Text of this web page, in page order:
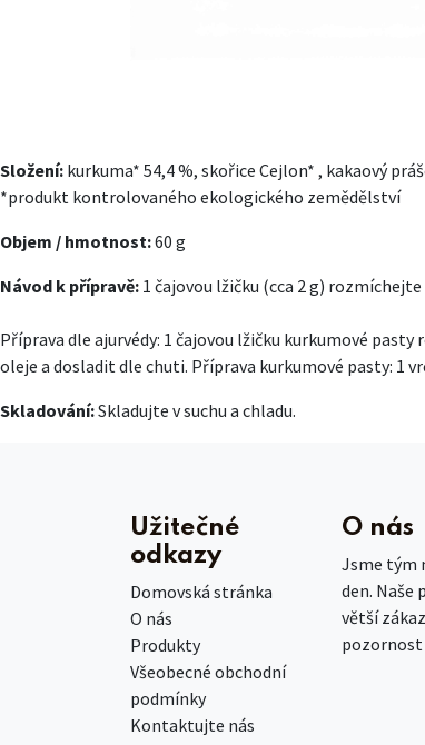
Složení: kurkuma* 54,4 %, skořice Cejlon* , kakaový
*produkt kontrolovaného ekologického zemědělství
Objem / hmotnost:60 g
Návod k přípravě: 1 čajovou lžičku (cca 2 g)
Příprava dle ajurvédy: 1 čajovou lžičku kurkumové
oleje a dosladit dle chuti. Příprava kurkumové pasty: 1
Skladování:Skladujte v suchu a chladu.
Užitečné
odkazy
Domovská stránka
O nás
Produkty
Všeobecné obchodní
podmínky
Kontaktujte nás
O nás
Jsme tým
den. Naše
větší
pozornost